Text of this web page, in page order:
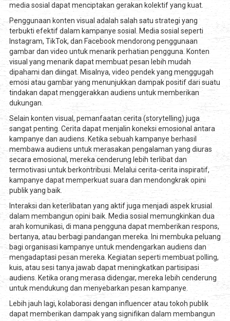
media sosial dapat menciptakan gerakan kolektif yang kuat.
Penggunaan konten visual adalah salah satu strategi yang
terbukti efektif dalam kampanye sosial. Media sosial seperti
Instagram, TikTok, dan Facebook mendorong penggunaan
gambar dan video untuk menarik perhatian pengguna. Konten
visual yang menarik dapat membuat pesan lebih mudah
dipahami dan diingat. Misalnya, video pendek yang menggugah
emosi atau gambar yang menunjukkan dampak positif dari suatu
tindakan dapat menggerakkan audiens untuk memberikan
dukungan.
Selain konten visual, pemanfaatan cerita (storytelling) juga
sangat penting. Cerita dapat menjalin koneksi emosional antara
kampanye dan audiens. Ketika sebuah kampanye berhasil
membawa audiens untuk merasakan pengalaman yang diuras
secara emosional, mereka cenderung lebih terlibat dan
termotivasi untuk berkontribusi. Melalui cerita-cerita inspiratif,
kampanye dapat memperkuat suara dan mendongkrak opini
publik yang baik.
Interaksi dan keterlibatan yang aktif juga menjadi aspek krusial
dalam membangun opini baik. Media sosial memungkinkan dua
arah komunikasi, di mana pengguna dapat memberikan respons,
bertanya, atau berbagi pandangan mereka. Ini membuka peluang
bagi organisasi kampanye untuk mendengarkan audiens dan
mengadaptasi pesan mereka. Kegiatan seperti membuat polling,
kuis, atau sesi tanya jawab dapat meningkatkan partisipasi
audiens. Ketika orang merasa didengar, mereka lebih cenderung
untuk mendukung dan menyebarkan pesan kampanye.
Lebih jauh lagi, kolaborasi dengan influencer atau tokoh publik
dapat memberikan dampak yang signifikan dalam membangun